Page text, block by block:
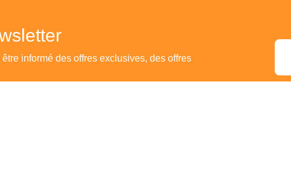
informé des offres exclusives, des offres